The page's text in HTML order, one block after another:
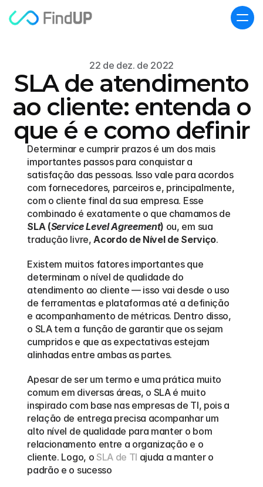
22 de dez. de 2022
SLA de atendimento
ao cliente: entenda o
que é e como definir
Determinar e cumprir prazos é um dos mais
importantes passos para conquistar a
satisfação das pessoas. Isso vale para acordos
com fornecedores, parceiros e, principalmente,
com o cliente final da sua empresa. Esse
SLA (Service Level Agreement) ou, em sua
tradução livre, Acordo de Nível de Serviço.
Existem muitos fatores importantes que
determinam o nível de qualidade do
atendimento ao cliente — isso vai desde o uso
de ferramentas e plataformas até a definição
e acompanhamento de métricas. Dentro disso,
o SLA tem a função de garantir que os sejam
cumpridos e que as expectativas estejam
alinhadas entre ambas as partes.
Apesar de ser um termo e uma prática muito
comum em diversas áreas, o SLA é muito
inspirado com base nas empresas de TI, pois a
relação de entrega precisa acompanhar um
alto nível de qualidade para manter o bom
relacionamento entre a organização e o
cliente. Logo, o SLA de TI ajuda a manter o
padrão e o sucesso